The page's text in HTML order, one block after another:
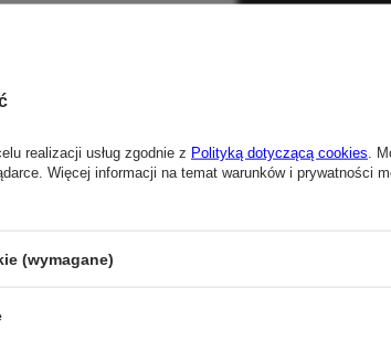
realizacji usług zgodnie z Polityką dotyczącą cookies .
Więcej informacji na temat warunków i prywatności
(wymagane)